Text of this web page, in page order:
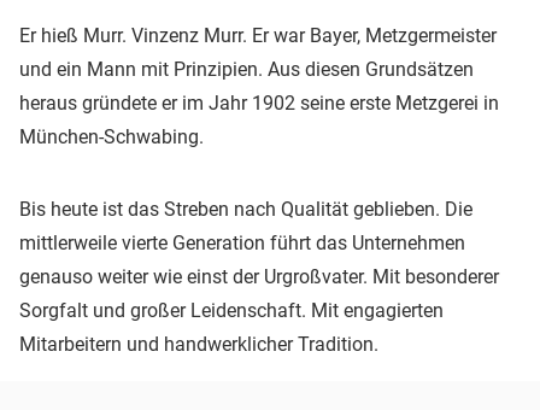
Er hieß Murr. Vinzenz Murr. Er war Bayer, Metzgermeister
und ein Mann mit Prinzipien. Aus diesen Grundsätzen
heraus gründete er im Jahr 1902 seine erste Metzgerei in
München-Schwabing.
Bis heute ist das Streben nach Qualität geblieben. Die
mittlerweile vierte Generation führt das Unternehmen
genauso weiter wie einst der Urgroßvater. Mit besonderer
Sorgfalt und großer Leidenschaft. Mit engagierten
Mitarbeitern und handwerklicher Tradition.